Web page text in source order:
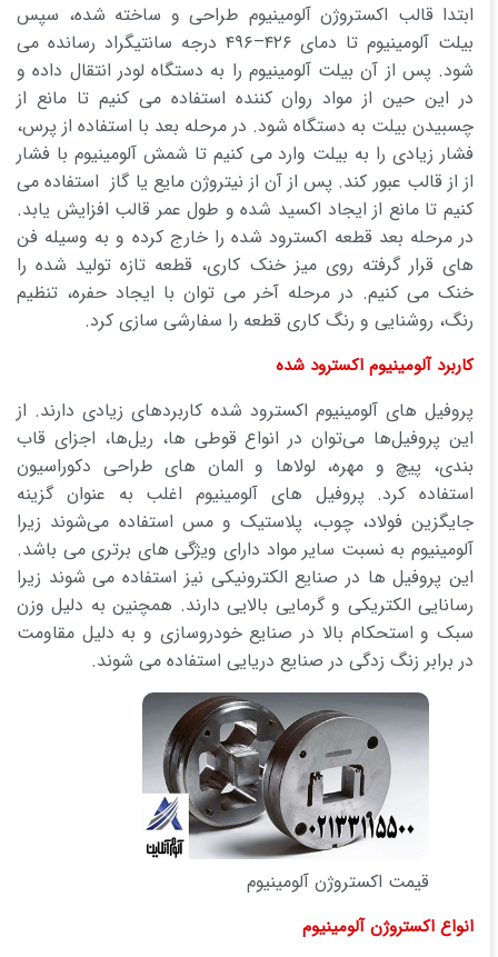
ابتدا قالب اکستروژن آلومینیوم طراحی و ساخته شده، سپس
بیلت آلومینیوم تا دمای ۴۲۶–۴۹۶ درجه سانتیگراد رسانده می
شود. پس از آن بیلت آلومینیوم را به دستگاه لودر انتقال داده و
در این حین از مواد روان کننده استفاده می کنیم تا مانع از
چسبیدن بیلت به دستگاه شود. در مرحله بعد با استفاده از پرس،
فشار زیادی را به بیلت وارد می کنیم تا شمش آلومینیوم با فشار
از از قالب عبور کند. پس از آن از نیتروژن مایع یا گاز استفاده می
کنیم تا مانع از ایجاد اکسید شده و طول عمر قالب افزایش یابد.
در مرحله بعد قطعه اکسترود شده را خارج کرده و به وسیله فن
های قرار گرفته روی میز خنک کاری، قطعه تازه تولید شده را
خنک می کنیم. در مرحله آخر می توان با ایجاد حفره، تنظیم
رنگ، روشنایی و رنگ کاری قطعه را سفارشی سازی کرد.
کاربرد آلومینیوم اکسترود شده
پروفیل های آلومینیوم اکسترود شده کاربردهای زیادی دارند. از
این پروفیل‌ها می‌توان در انواع قوطی ها، ریل‌ها، اجزای قاب
بندی، پیچ و مهره، لولاها و المان های طراحی دکوراسیون
استفاده کرد. پروفیل های آلومینیوم اغلب به عنوان گزینه
جایگزین فولاد، چوب، پلاستیک و مس استفاده می‌شوند زیرا
آلومینیوم به نسبت سایر مواد دارای ویژگی های برتری می باشد.
این پروفیل ها در صنایع الکترونیکی نیز استفاده می شوند زیرا
رسانایی الکتریکی و گرمایی بالایی دارند. همچنین به دلیل وزن
سبک و استحکام بالا در صنایع خودروسازی و به دلیل مقاومت
در برابر زنگ زدگی در صنایع دریایی استفاده می شوند.
قیمت اکستروژن آلومینیوم
انواع اکستروژن آلومینیوم